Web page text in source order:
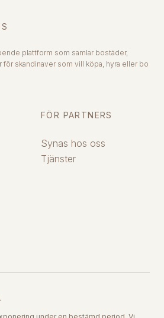
plattform som samlar bostäder,
för skandinaver som vill köpa, hyra eller bo
FÖR PARTNERS
Synas hos oss
Tjänster